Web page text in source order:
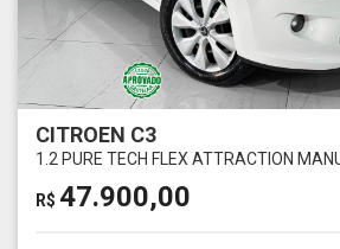
CITROEN C3
1.2 PURE TECH FLEX ATTRACTION
R$ 47.900,00